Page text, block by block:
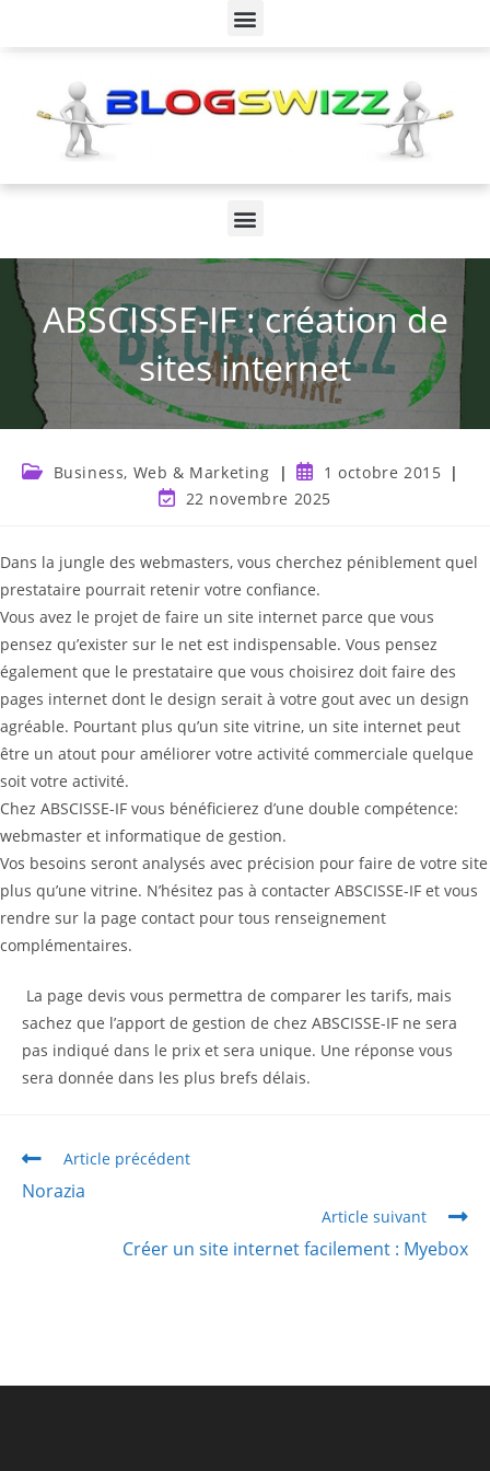
ABSCISSE-IF : création de
sites internet
Business, Web & Marketing
1 octobre 2015
22 novembre 2025
Dans la jungle des webmasters, vous cherchez péniblement quel
prestataire pourrait retenir votre confiance.
Vous avez le projet de faire un site internet parce que vous
pensez qu’exister sur le net est indispensable. Vous pensez
également que le prestataire que vous choisirez doit faire des
pages internet dont le design serait à votre gout avec un design
agréable. Pourtant plus qu’un site vitrine, un site internet peut
être un atout pour améliorer votre activité commerciale quelque
soit votre activité.
Chez ABSCISSE-IF vous bénéficierez d’une double compétence:
webmaster et informatique de gestion.
Vos besoins seront analysés avec précision pour faire de votre site
plus qu’une vitrine. N’hésitez pas à contacter ABSCISSE-IF et vous
rendre sur la page contact pour tous renseignement
complémentaires.
La page devis vous permettra de comparer les tarifs, mais
sachez que l’apport de gestion de chez ABSCISSE-IF ne sera
pas indiqué dans le prix et sera unique. Une réponse vous
sera donnée dans les plus brefs délais.
Article précédent
Norazia
Article suivant
Créer un site internet facilement : Myebox